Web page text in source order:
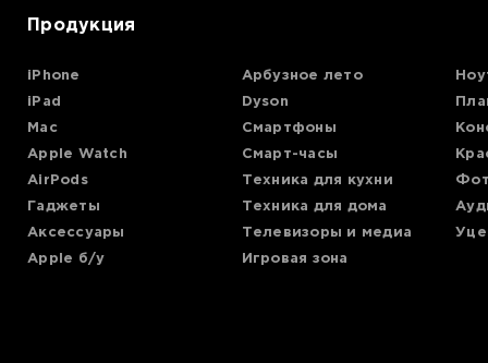
Продукция
iPhone
iPad
Mac
Apple Watch
AirPods
Гаджеты
Аксессуары
Apple б/у
Арбузное лето
Dyson
Смартфоны
Смарт-часы
Техника для кухни
Техника для дома
Телевизоры и медиа
Игровая зона